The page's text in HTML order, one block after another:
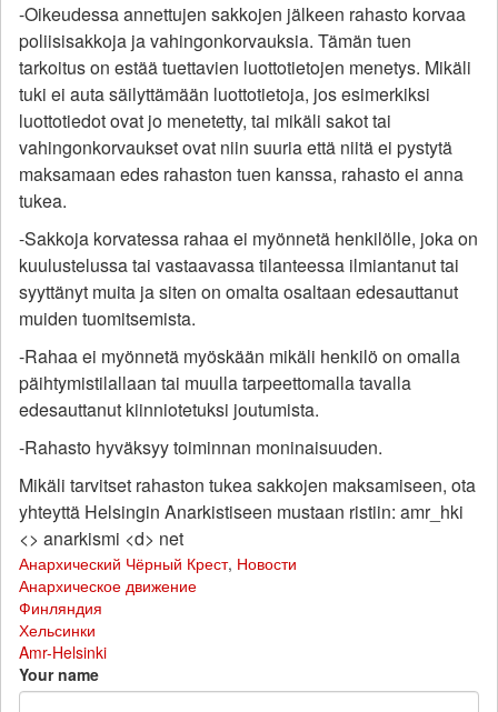
-Oikeudessa annettujen sakkojen jälkeen rahasto korvaa
poliisisakkoja ja vahingonkorvauksia. Tämän tuen
tarkoitus on estää tuettavien luottotietojen menetys. Mikäli
tuki ei auta säilyttämään luottotietoja, jos esimerkiksi
luottotiedot ovat jo menetetty, tai mikäli sakot tai
vahingonkorvaukset ovat niin suuria että niitä ei pystytä
maksamaan edes rahaston tuen kanssa, rahasto ei anna
tukea.
-Sakkoja korvatessa rahaa ei myönnetä henkilölle, joka on
kuulustelussa tai vastaavassa tilanteessa ilmiantanut tai
syyttänyt muita ja siten on omalta osaltaan edesauttanut
muiden tuomitsemista.
-Rahaa ei myönnetä myöskään mikäli henkilö on omalla
päihtymistilallaan tai muulla tarpeettomalla tavalla
edesauttanut kiinniotetuksi joutumista.
-Rahasto hyväksyy toiminnan moninaisuuden.
Mikäli tarvitset rahaston tukea sakkojen maksamiseen, ota
yhteyttä Helsingin Anarkistiseen mustaan ristiin: amr_hki
<> anarkismi <d> net
Анархический Чёрный Крест, Новости
Анархическое движение
Финляндия
Хельсинки
Amr-Helsinki
Your name